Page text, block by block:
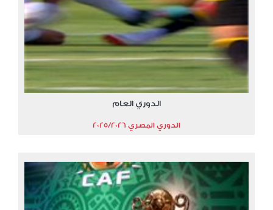
الدوري العام
الدوري المصري 2025/2026